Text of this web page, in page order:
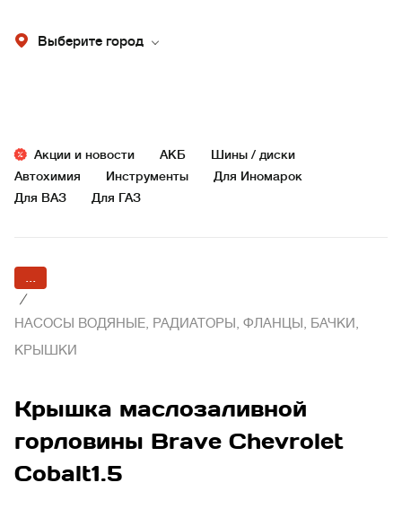
Выберите город
Акции и новости АКБ
Шины / диски
Автохимия
Инструменты
Для Иномарок
Для ВАЗ
Для ГАЗ
...
/
НАСОСЫ ВОДЯНЫЕ, РАДИАТОРЫ, ФЛАНЦЫ, БАЧКИ,
КРЫШКИ
Крышка маслозаливной
горловины Brave Chevrolet
Cobalt1.5